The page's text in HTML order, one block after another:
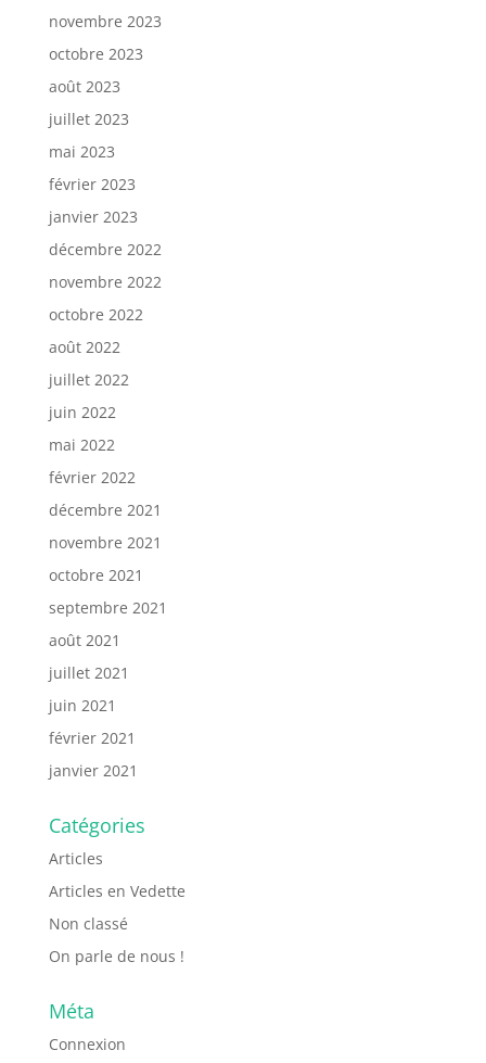
novembre 2023
octobre 2023
août 2023
juillet 2023
mai 2023
février 2023
janvier 2023
décembre 2022
novembre 2022
octobre 2022
août 2022
juillet 2022
juin 2022
mai 2022
février 2022
décembre 2021
novembre 2021
octobre 2021
septembre 2021
août 2021
juillet 2021
juin 2021
février 2021
janvier 2021
Catégories
Articles
Articles en Vedette
Non classé
On parle de nous !
Méta
Connexion